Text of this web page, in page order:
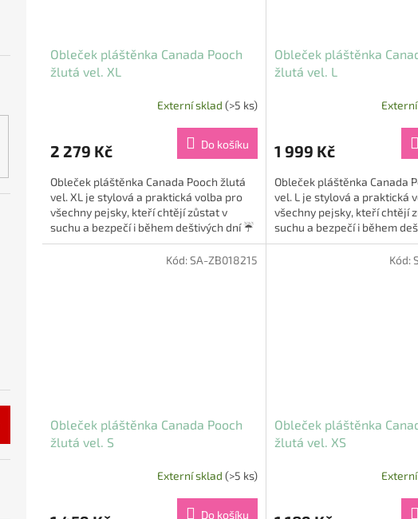
Obleček pláštěnka Canada Pooch
žlutá vel. XL
Externí sklad (>5 ks)
2 279 Kč Do košíku
Obleček pláštěnka Canada Pooch žlutá
vel. XL je stylová a praktická volba pro
všechny pejsky, kteří chtějí zůstat v
suchu a bezpečí i během deštivých dní ☔
🐾. Tato ikonická...
Obleček pláštěnka
žlutá vel. L
1 999 Kč
Obleček pláštěnka Canada
vel. L je stylová a praktická
všechny pejsky, kteří chtějí
suchu a bezpečí i během
🐾. Tato ikonická...
Obleček pláštěnka Canada Pooch
žlutá vel. S
Externí sklad (>5 ks)
Do košíku
Kód:SA-ZB018215
Obleček pláštěnka
žlutá vel. XS
Kód: